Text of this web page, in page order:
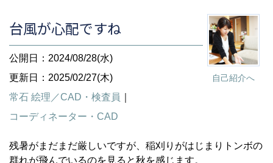
自己紹介へ
台風が心配ですね
公開日：2024/08/28(水)
更新日：2025/02/27(木)
常石 絵理／CAD・検査員
コーディネーター・CAD
残暑がまだまだ厳しいですが、稲刈りがはじまりトンボの
群れが飛んでいるのを見ると秋を感じます。